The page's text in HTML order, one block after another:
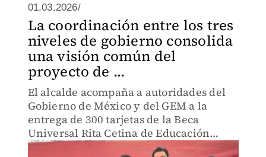
01.03.2026/
La coordinación entre los tres
niveles de gobierno consolida
una visión común del
proyecto de ...
El alcalde acompaña a autoridades del
Gobierno de México y del GEM a la
entrega de 300 tarjetas de la Beca
Universal Rita Cetina de Educación
Básica.